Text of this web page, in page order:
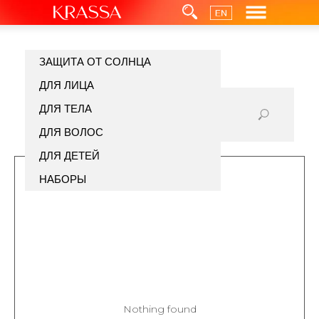
ЗАЩИТА ОТ СОЛНЦА
ДЛЯ ЛИЦА
ДЛЯ ТЕЛА
ДЛЯ ВОЛОС
ДЛЯ ДЕТЕЙ
НАБОРЫ
Nothing found